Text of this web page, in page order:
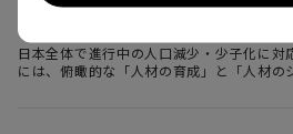
日本全体で進行中の人口減少・少子化に対
には、俯瞰的な「人材の育成」と「人材の